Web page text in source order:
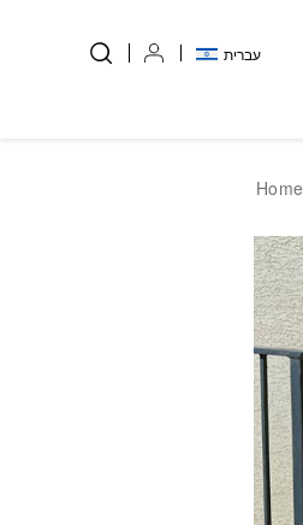
עברית
Home